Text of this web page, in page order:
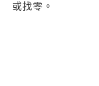
或找零。